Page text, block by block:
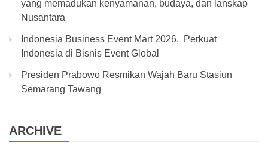
yang memadukan kenyamanan, budaya, dan lanskap
Nusantara
Indonesia Business Event Mart 2026, Perkuat
Indonesia di Bisnis Event Global
Presiden Prabowo Resmikan Wajah Baru Stasiun
Semarang Tawang
ARCHIVE